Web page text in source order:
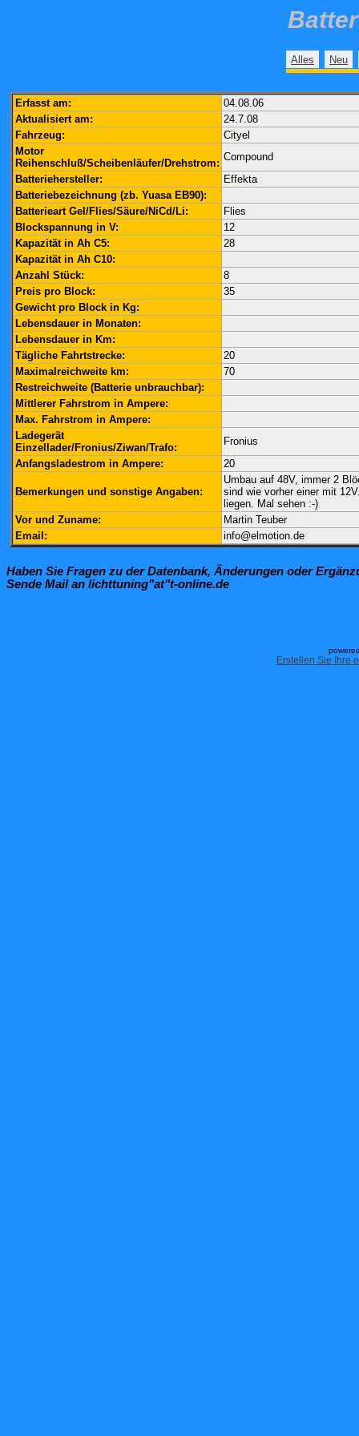
Alles Neu
Erfasst am:
04.08.06
Aktualisiert am:
24.7.08
Fahrzeug:
Cityel
Motor
Reihenschluß/Scheibenläufer/Drehstrom:
Compound
Batteriehersteller:
Effekta
Batteriebezeichnung (zb. Yuasa EB90):
Batterieart Gel/Flies/Säure/NiCd/Li:
Flies
Blockspannung in V:
12
Kapazität in Ah C5:
28
Kapazität in Ah C10:
Anzahl Stück:
8
Preis pro Block:
35
Gewicht pro Block in Kg:
Lebensdauer in Monaten:
Lebensdauer in Km:
Tägliche Fahrtstrecke:
20
Maximalreichweite km:
70
Restreichweite (Batterie unbrauchbar):
Mittlerer Fahrstrom in Ampere:
Max. Fahrstrom in Ampere:
Ladegerät
Einzellader/Fronius/Ziwan/Trafo:
Fronius
Anfangsladestrom in Ampere:
20
Bemerkungen und sonstige Angaben:
Umbau auf 48V, immer 2
sind wie vorher einer mit
liegen. Mal sehen :-)
Vor und Zuname:
Martin Teuber
Email:
info@elmotion.de
Haben Sie Fragen zu der Datenbank, Änderungen oder
Sende Mail an lichttuning"at"t-online.de
Erstellen Sie Ihre